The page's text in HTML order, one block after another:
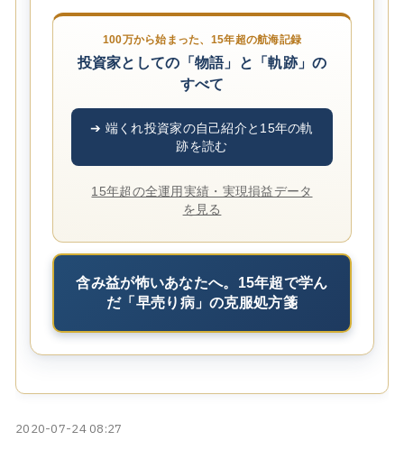
100万から始まった、15年超の航海記録
投資家としての「物語」と「軌跡」の
すべて
➔ 端くれ投資家の自己紹介と15年の軌
跡を読む
15年超の全運用実績・実現損益データ
を見る
含み益が怖いあなたへ。15年超で学ん
だ「早売り病」の克服処方箋
2020-07-24 08:27